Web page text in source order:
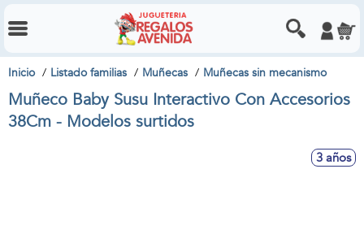
Inicio Listado familias Muñecas Muñecas sin mecanismo
Muñeco Baby Susu Interactivo Con Accesorios
38Cm - Modelos surtidos
3 años